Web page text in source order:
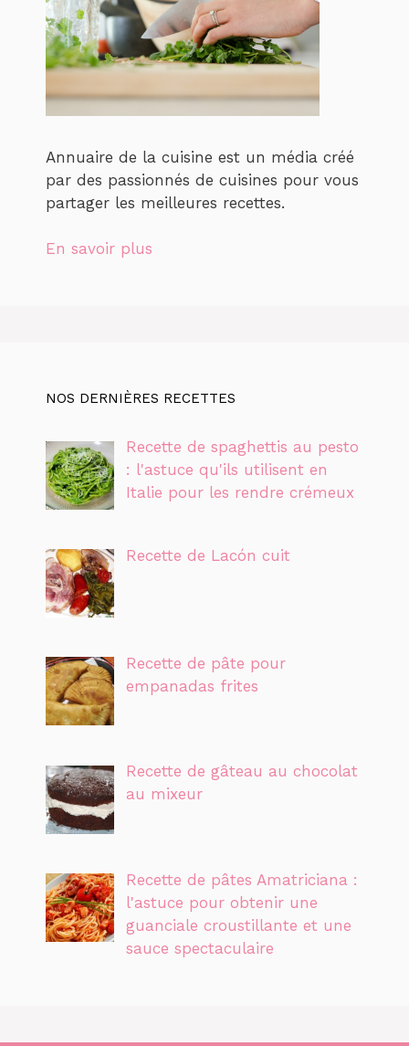
Annuaire de la cuisine est un média créé
par des passionnés de cuisines pour vous
partager les meilleures recettes.
En savoir plus
NOS DERNIÈRES RECETTES
Recette de spaghettis au pesto
: l'astuce qu'ils utilisent en
Italie pour les rendre crémeux
Recette de Lacón cuit
Recette de pâte pour
empanadas frites
Recette de gâteau au chocolat
au mixeur
Recette de pâtes Amatriciana :
l'astuce pour obtenir une
guanciale croustillante et une
sauce spectaculaire